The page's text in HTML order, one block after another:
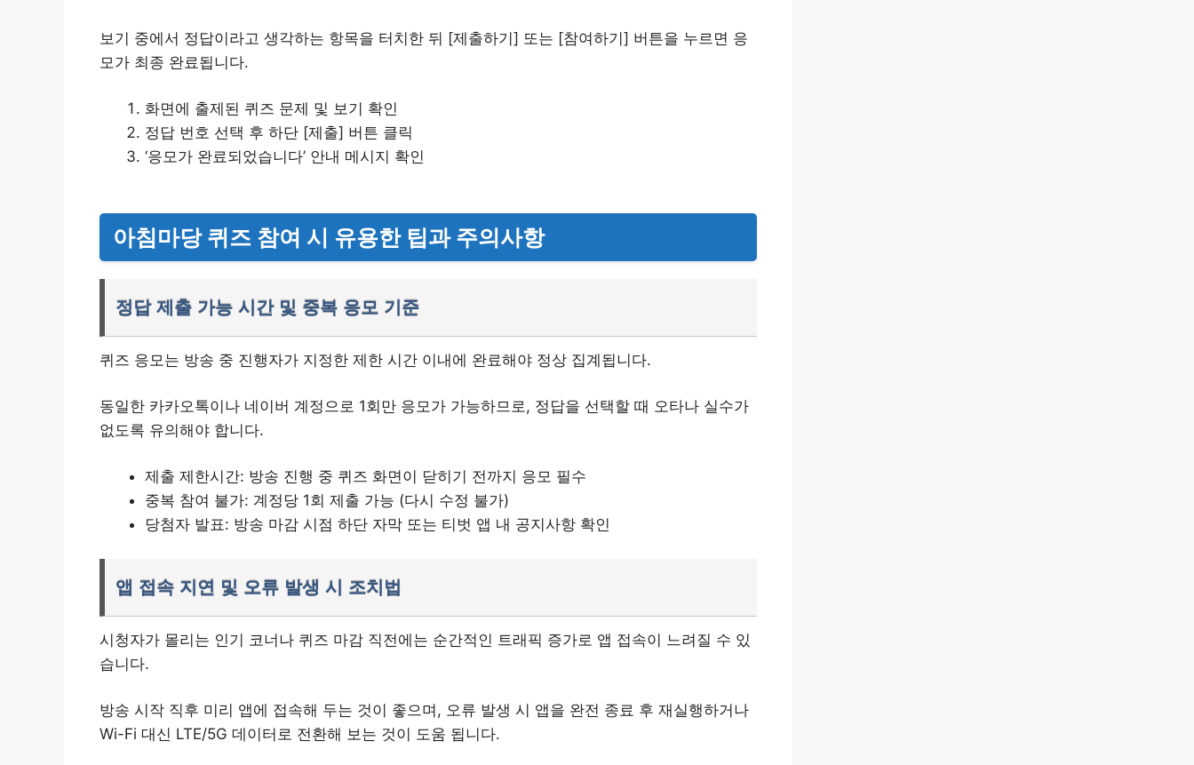
보기 중에서 정답이라고 생각하는 항목을 터치한 뒤 [제출하기] 또는 [참여하기] 버튼을 누르면 응
모가 최종 완료됩니다.
화면에 출제된 퀴즈 문제 및 보기 확인
정답 번호 선택 후 하단 [제출] 버튼 클릭
‘응모가 완료되었습니다’ 안내 메시지 확인
아침마당 퀴즈 참여 시 유용한 팁과 주의사항
정답 제출 가능 시간 및 중복 응모 기준
퀴즈 응모는 방송 중 진행자가 지정한 제한 시간 이내에 완료해야 정상 집계됩니다.
동일한 카카오톡이나 네이버 계정으로 1회만 응모가 가능하므로, 정답을 선택할 때 오타나 실수가
없도록 유의해야 합니다.
제출 제한시간: 방송 진행 중 퀴즈 화면이 닫히기 전까지 응모 필수
중복 참여 불가: 계정당 1회 제출 가능 (다시 수정 불가)
당첨자 발표: 방송 마감 시점 하단 자막 또는 티벗 앱 내 공지사항 확인
앱 접속 지연 및 오류 발생 시 조치법
시청자가 몰리는 인기 코너나 퀴즈 마감 직전에는 순간적인 트래픽 증가로 앱 접속이 느려질 수 있
습니다.
방송 시작 직후 미리 앱에 접속해 두는 것이 좋으며, 오류 발생 시 앱을 완전 종료 후 재실행하거나
Wi-Fi 대신 LTE/5G 데이터로 전환해 보는 것이 도움 됩니다.